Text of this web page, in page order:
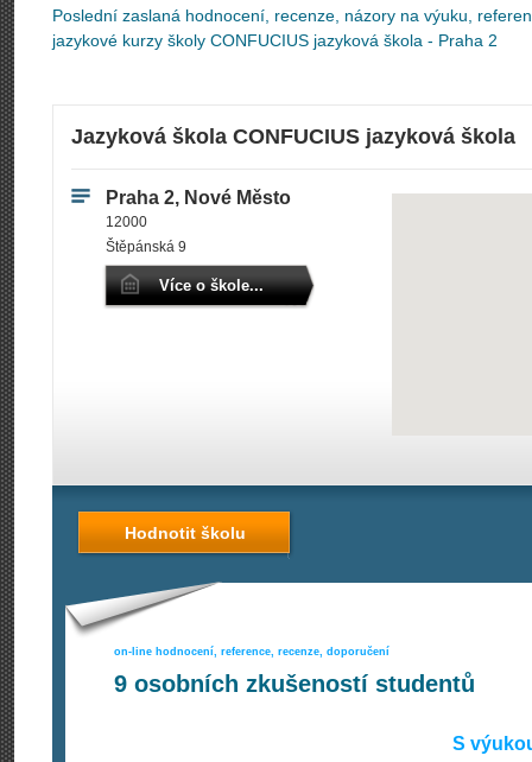
Poslední zaslaná hodnocení, recenze, názory na výuku,
jazykové kurzy školy CONFUCIUS jazyková škola - Praha 2
Jazyková škola CONFUCIUS jazyková škola
Praha 2, Nové Město
12000
Štěpánská 9
Více o škole...
Hodnotit školu
on-line hodnocení, reference, recenze, doporučení
9 osobních zkušeností studentů
S